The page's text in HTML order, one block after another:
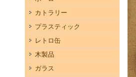
カトラリー
プラスティック
レトロ缶
木製品
ガラス